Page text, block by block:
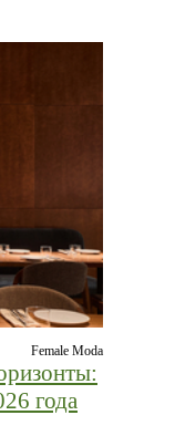
Female Moda
года